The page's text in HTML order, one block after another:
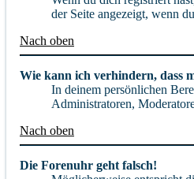
der Seite angezeigt, wenn
Nach oben
Wie kann ich verhindern, dass
In deinem persönlichen
Administratoren,
Nach oben
Die Forenuhr geht falsch!